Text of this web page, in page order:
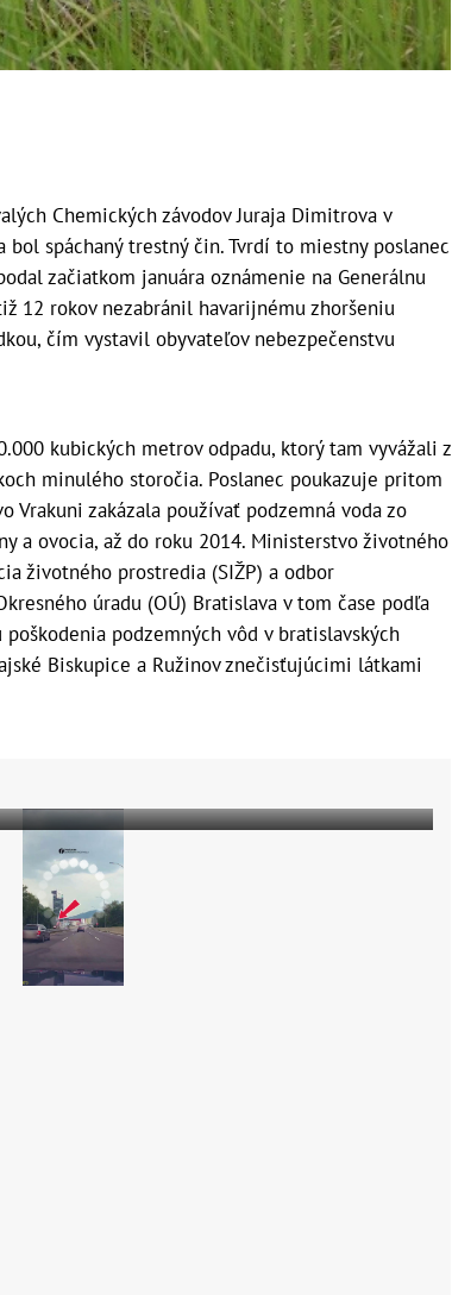
Chemických závodov Juraja Dimitrova v
spáchaný trestný čin. Tvrdí to miestny poslanec
začiatkom januára oznámenie na Generálnu
12 rokov nezabránil havarijnému zhoršeniu
čím vystavil obyvateľov nebezpečenstvu
kubických metrov odpadu, ktorý tam vyvážali z
minulého storočia. Poslanec poukazuje pritom
Vrakuni zakázala používať podzemná voda zo
a ovocia, až do roku 2014. Ministerstvo životného
životného prostredia (SIŽP) a odbor
úradu (OÚ) Bratislava v tom čase podľa
podzemných vôd v bratislavských
Biskupice a Ružinov znečisťujúcimi látkami